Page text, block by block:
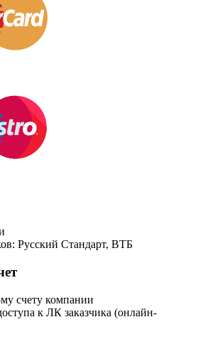
Русский Стандарт, ВТБ
счету компании
к ЛК заказчика (онлайн-